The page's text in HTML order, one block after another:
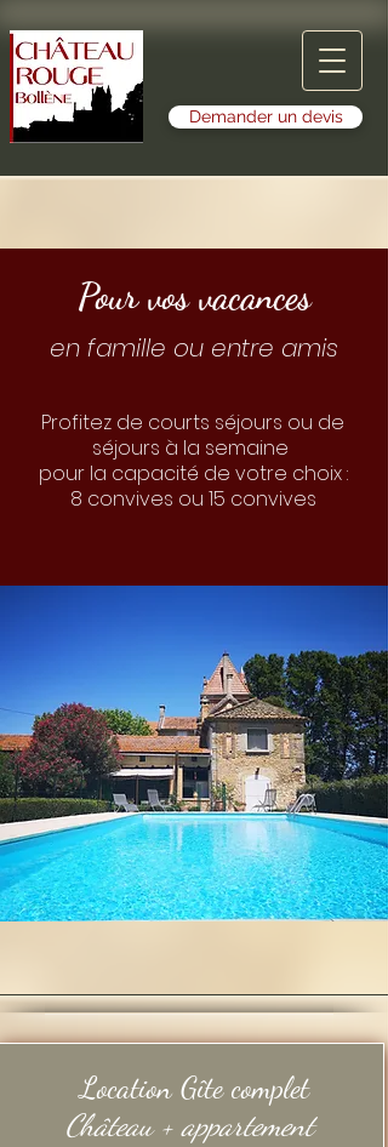
Demander un devis
Pour vos vacances
en famille ou entre amis
Profitez de courts séjours ou de
séjours à la semaine
pour la capacité de votre choix :
8 convives ou 15 convives
Location Gîte complet
Château + appartement